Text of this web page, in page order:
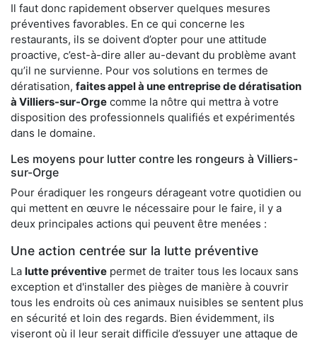
Il faut donc rapidement observer quelques mesures
préventives favorables. En ce qui concerne les
restaurants, ils se doivent d’opter pour une attitude
proactive, c’est-à-dire aller au-devant du problème avant
qu’il ne survienne. Pour vos solutions en termes de
dératisation, faites appel à une entreprise de dératisation
à Villiers-sur-Orge comme la nôtre qui mettra à votre
disposition des professionnels qualifiés et expérimentés
dans le domaine.
Les moyens pour lutter contre les rongeurs à Villiers-
sur-Orge
Pour éradiquer les rongeurs dérageant votre quotidien ou
qui mettent en œuvre le nécessaire pour le faire, il y a
deux principales actions qui peuvent être menées :
Une action centrée sur la lutte préventive
La lutte préventive permet de traiter tous les locaux sans
exception et d'installer des pièges de manière à couvrir
tous les endroits où ces animaux nuisibles se sentent plus
en sécurité et loin des regards. Bien évidemment, ils
viseront où il leur serait difficile d’essuyer une attaque de